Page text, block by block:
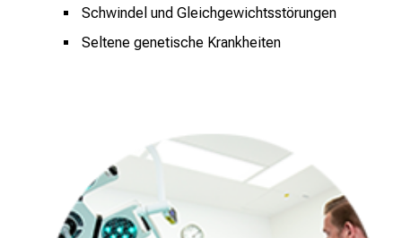
Schwindel und Gleichgewichtsstörungen
Seltene genetische Krankheiten